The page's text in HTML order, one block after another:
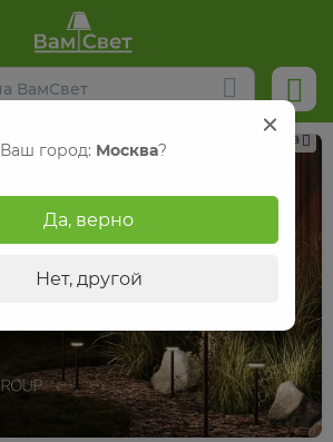
Реклама
Ваш город: Москва?
Да, верно
Нет, другой